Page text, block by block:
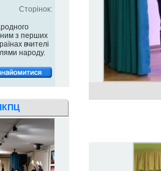
Сторінок:
з перших
вчителі
народу.